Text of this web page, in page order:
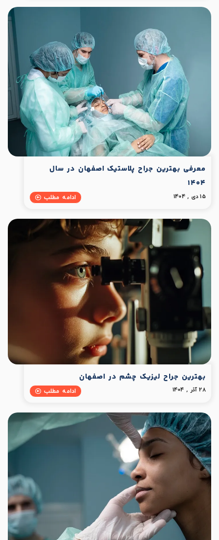
معرفی بهترین جراح پلاستیک اصفهان در سال
1404
15 دی , 1404 ادامه مطلب
بهترین جراح لیزیک چشم در اصفهان
28 آذر , 1404 ادامه مطلب